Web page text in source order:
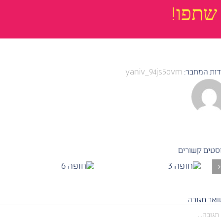
שתפו!
המחבר: yaniv_94js5ovm
קשורים
6
3
תגובה